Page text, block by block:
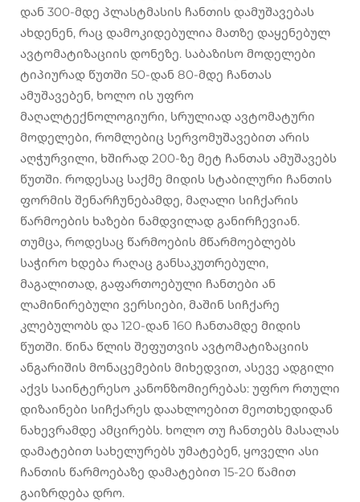
დან 300-მდე პლასტმასის ჩანთის დამუშავებას
ახდენენ, რაც დამოკიდებულია მათზე დაყენებულ
ავტომატიზაციის დონეზე. საბაზისო მოდელები
ტიპიურად წუთში 50-დან 80-მდე ჩანთას
ამუშავებენ, ხოლო ის უფრო
მაღალტექნოლოგიური, სრულიად ავტომატური
მოდელები, რომლებიც სერვომუშავებით არის
აღჭურვილი, ხშირად 200-ზე მეტ ჩანთას ამუშავებს
წუთში. როდესაც საქმე მიდის სტაბილური ჩანთის
ფორმის შენარჩუნებამდე, მაღალი სიჩქარის
წარმოების ხაზები ნამდვილად განირჩევიან.
თუმცა, როდესაც წარმოების მწარმოებლებს
საჭირო ხდება რაღაც განსაკუთრებული,
მაგალითად, გაფართოებული ჩანთები ან
ლამინირებული ვერსიები, მაშინ სიჩქარე
კლებულობს და 120-დან 160 ჩანთამდე მიდის
წუთში. წინა წლის შეფუთვის ავტომატიზაციის
ანგარიშის მონაცემების მიხედვით, ასევე ადგილი
აქვს საინტერესო კანონზომიერებას: უფრო რთული
დიზაინები სიჩქარეს დაახლოებით მეოთხედიდან
ნახევრამდე ამცირებს. ხოლო თუ ჩანთებს მასალას
დამატებით სახელურებს უმატებენ, ყოველი ასი
ჩანთის წარმოებაზე დამატებით 15-20 წამით
გაიზრდება დრო.